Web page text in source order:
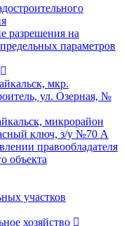
разрешения на
параметров
мкр.
ул. Озерная, №
микрорайон
ключ, з/у №70 А
правообладателя
объекта
участков
хозяйство